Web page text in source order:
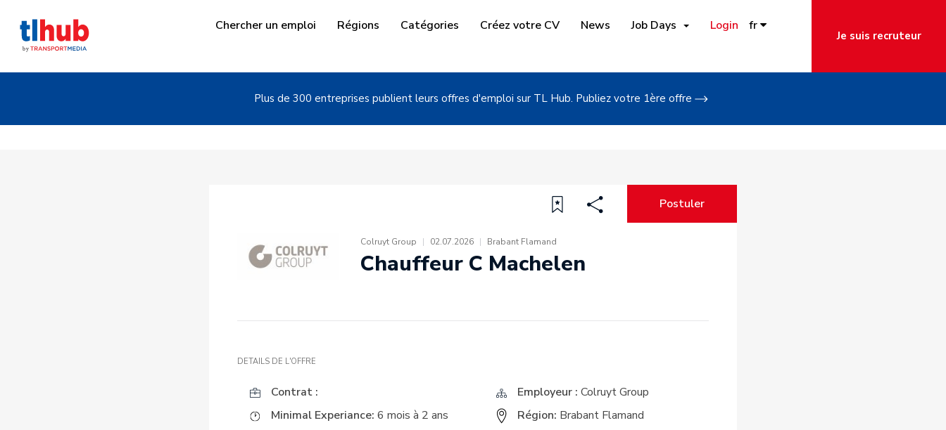
Chercher un emploi Régions Catégories Créez votre CV News Job Days Login fr
Je suis recruteur
Plus de 300 entreprises publient leurs offres d'emploi sur TL Hub. Publiez votre 1ère offre
Postuler
Colruyt Group | 02.07.2026 | Brabant Flamand
Chauffeur C Machelen
DETAILS DE L'OFFRE
Contrat :
Minimal Experiance: 6 mois à 2 ans
Employeur : Colruyt Group
Région: Brabant Flamand